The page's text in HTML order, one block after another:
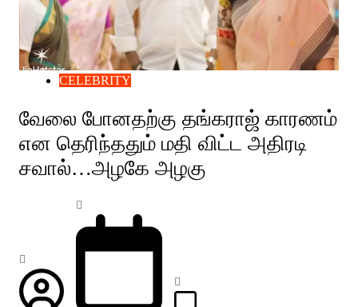
CELEBRITY
வேலை போனதற்கு தங்கராஜ் காரணம்
என தெரிந்ததும் மதி விட்ட அதிரடி
சவால்…அழகே அழகு